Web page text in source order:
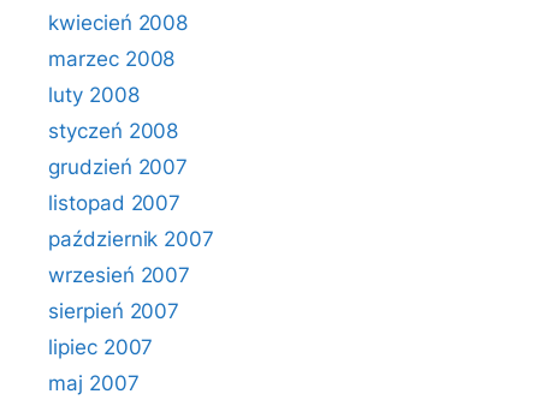
kwiecień 2008
marzec 2008
luty 2008
styczeń 2008
grudzień 2007
listopad 2007
październik 2007
wrzesień 2007
sierpień 2007
lipiec 2007
maj 2007